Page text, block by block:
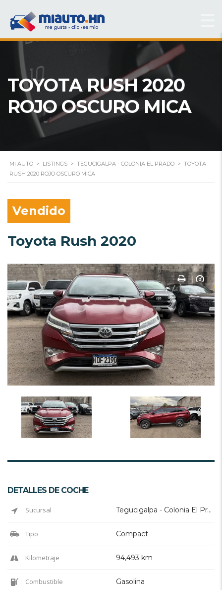
TOYOTA RUSH 2020
ROJO OSCURO MICA
MI AUTO > LISTINGS > TEGUCIGALPA - COLONIA EL PRADO > TOYOTA
RUSH 2020 ROJO OSCURO MICA
Vendido
Toyota Rush 2020
DETALLES DE COCHE
Sucursal Tegucigalpa - Colonia El Prado
Tipo Compact
Kilometraje 94,493 km
Combustible Gasolina